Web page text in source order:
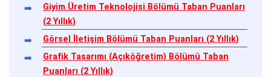
Giyim Üretim Teknolojisi Bölümü Taban Puanları
(2 Yıllık)
Görsel İletişim Bölümü Taban Puanları (2 Yıllık)
Grafik Tasarımı (Açıköğretim) Bölümü Taban
Puanları (2 Yıllık)